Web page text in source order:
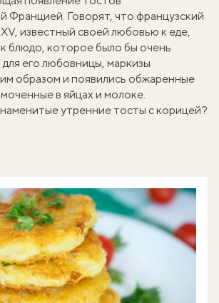
Францией. Говорят, что французский
известный своей любовью к еде,
блюдо, которое было бы очень
для его любовницы, маркизы
образом и появились обжаренные
в яйцах и молоке.
утренние тосты с корицей?